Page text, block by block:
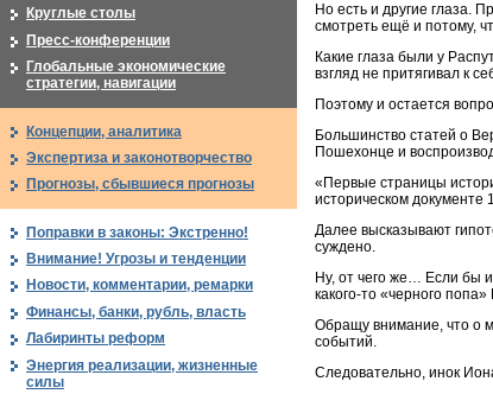
Но есть и другие глаза.
смотреть ещё и потому,
Какие глаза были у
взгляд не притягивал к
Поэтому и остается
Большинство статей о
Пошехонце и
«Первые страницы
историческом документе
Далее высказывают
суждено.
Ну, от чего же… Если бы
какого-то «черного
Обращу внимание, что о
событий.
Следовательно, инок
Круглые столы
Пресс-конференции
Глобальные экономические
стратегии, навигации
Концепции, аналитика
Экспертиза и законотворчество
Прогнозы, сбывшиеся прогнозы
Поправки в законы: Экстренно!
Внимание! Угрозы и тенденции
Новости, комментарии, ремарки
Финансы, банки, рубль, власть
Лабиринты реформ
Энергия реализации, жизненные
силы